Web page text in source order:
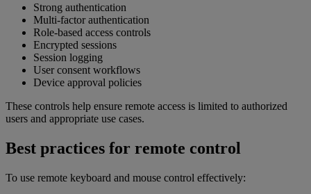
Strong authentication
Multi-factor authentication
Role-based access controls
Encrypted sessions
Session logging
User consent workflows
Device approval policies
These controls help ensure remote access is limited to authorized
users and appropriate use cases.
Best practices for remote control
To use remote keyboard and mouse control effectively: